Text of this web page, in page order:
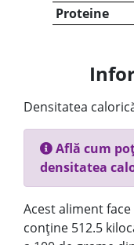
Proteine
Densitatea
Află cum
densitatea
Acest aliment
conține 512.5